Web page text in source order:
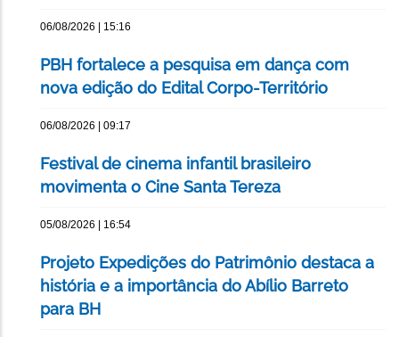
06/08/2026 | 15:16
PBH fortalece a pesquisa em dança com
nova edição do Edital Corpo-Território
06/08/2026 | 09:17
Festival de cinema infantil brasileiro
movimenta o Cine Santa Tereza
05/08/2026 | 16:54
Projeto Expedições do Patrimônio destaca a
história e a importância do Abílio Barreto
para BH